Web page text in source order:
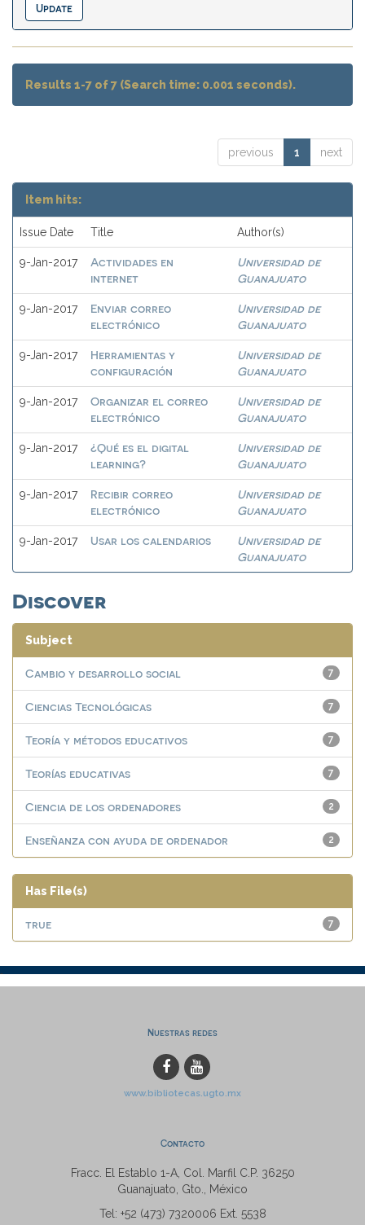
Results 1-7 of 7 (Search time: 0.001 seconds).
previous 1 next
Item hits:
Issue Date Title Author(s)
9-Jan-2017
Actividades en
internet
Universidad de
Guanajuato
9-Jan-2017
Enviar correo
electrónico
Universidad de
Guanajuato
9-Jan-2017
Herramientas y
configuración
Universidad de
Guanajuato
9-Jan-2017
Organizar el correo
electrónico
Universidad de
Guanajuato
9-Jan-2017
¿Qué es el digital
learning?
Universidad de
Guanajuato
9-Jan-2017
Recibir correo
electrónico
Universidad de
Guanajuato
9-Jan-2017 Usar los calendarios
Universidad de
Guanajuato
Discover
Subject
7
Cambio y desarrollo social
7
Ciencias Tecnológicas
7
Teoría y métodos educativos
7
Teorías educativas
2
Ciencia de los ordenadores
2
Enseñanza con ayuda de ordenador
Has File(s)
7
true
Nuestras redes
www.bibliotecas.ugto.mx
Contacto
Fracc. El Establo 1-A, Col. Marfil C.P. 36250
Guanajuato, Gto., México
Tel: +52 (473) 7320006 Ext. 5538